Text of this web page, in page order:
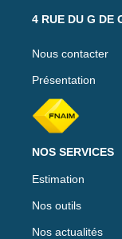
4 RUE DU G DE
Nous contacter
Présentation
NOS SERVICES
Estimation
Nos outils
Nos actualités